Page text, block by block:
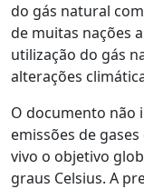
do gás natural
de muitas nações
utilização do gás
alterações
O documento não
emissões de
vivo o objetivo
graus Celsius. A